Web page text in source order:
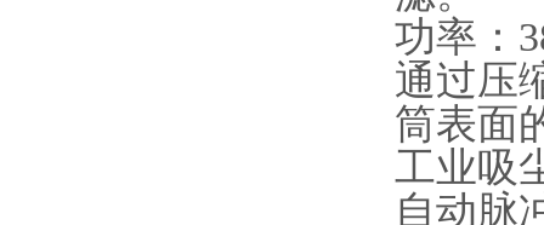
功率：
通过压
筒表面
工业吸
自动脉